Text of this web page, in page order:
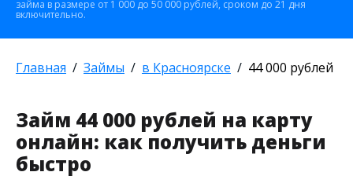
займа в размере от 1 000 до 50 000 рублей, сроком до 21 дня
включительно.
Главная Займы в Красноярске 44 000 рублей
Займ 44 000 рублей на карту
онлайн: как получить деньги
быстро